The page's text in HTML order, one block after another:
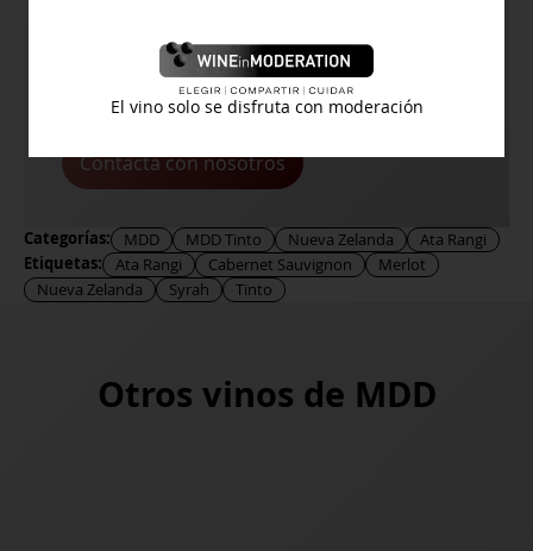
¿Buscas algún vino en concreto y no lo
encuentras en la web?
Contacta con nosotros
Categorías: MDD MDD Tinto Nueva Zelanda Ata Rangi
Etiquetas: Ata Rangi Cabernet Sauvignon
Merlot
Nueva Zelanda
Syrah Tinto
Otros vinos de MDD
El vino solo se disfruta con moderación